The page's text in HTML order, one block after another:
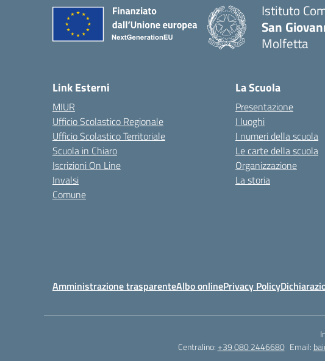
Istituto
San
Molfetta
Link Esterni
MIUR
Ufficio Scolastico Regionale
Ufficio Scolastico Territoriale
Scuola in Chiaro
Iscrizioni On Line
Invalsi
Comune
La Scuola
Presentazione
I luoghi
I numeri della scuola
Le carte della scuola
Organizzazione
La storia
Amministrazione trasparenteAlbo onlinePrivacy Policy
Centralino:+39 080 2446680 Email: